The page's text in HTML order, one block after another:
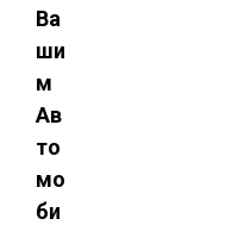
Ва
ши
м
Ав
то
мо
би